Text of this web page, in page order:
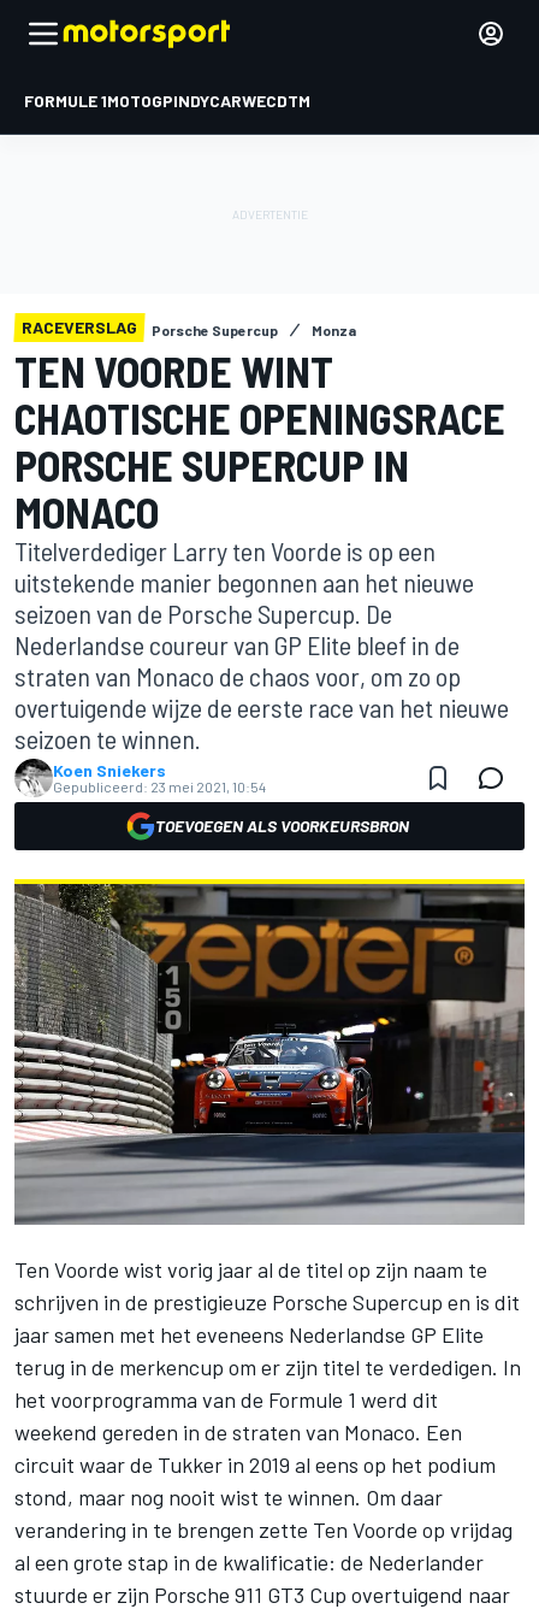
FORMULE 1MOTOGPINDYCARWECDTM
RACEVERSLAG Porsche Supercup Monza
TEN VOORDE WINT
CHAOTISCHE OPENINGSRACE
PORSCHE SUPERCUP IN
MONACO
Titelverdediger Larry ten Voorde is op een
uitstekende manier begonnen aan het nieuwe
seizoen van de Porsche Supercup. De
Nederlandse coureur van GP Elite bleef in de
straten van Monaco de chaos voor, om zo op
overtuigende wijze de eerste race van het nieuwe
seizoen te winnen.
Koen Sniekers
Gepubliceerd: 23 mei 2021, 10:54
TOEVOEGEN ALS VOORKEURSBRON
Ten Voorde wist vorig jaar al de titel op zijn naam te
schrijven in de prestigieuze Porsche Supercup en is dit
jaar samen met het eveneens Nederlandse GP Elite
terug in de merkencup om er zijn titel te verdedigen. In
het voorprogramma van de Formule 1 werd dit
weekend gereden in de straten van Monaco. Een
circuit waar de Tukker in 2019 al eens op het podium
stond, maar nog nooit wist te winnen. Om daar
verandering in te brengen zette Ten Voorde op vrijdag
al een grote stap in de kwalificatie: de Nederlander
stuurde er zijn Porsche 911 GT3 Cup overtuigend naar